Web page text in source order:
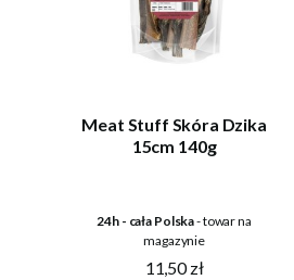
Meat Stuff Skóra Dzika
15cm 140g
24h - cała Polska- towar na
magazynie
11,50 zł